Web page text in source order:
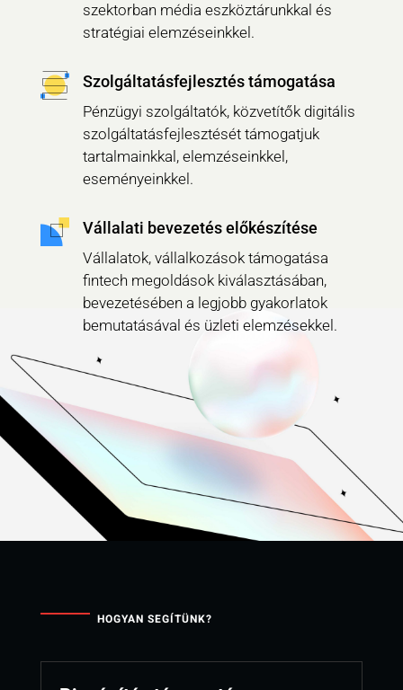
szektorban média eszköztárunkkal és
stratégiai elemzéseinkkel.
Szolgáltatásfejlesztés támogatása
Pénzügyi szolgáltatók, közvetítők digitális
szolgáltatásfejlesztését támogatjuk
tartalmainkkal, elemzéseinkkel,
eseményeinkkel.
Vállalati bevezetés előkészítése
Vállalatok, vállalkozások támogatása
fintech megoldások kiválasztásában,
bevezetésében a legjobb gyakorlatok
bemutatásával és üzleti elemzésekkel.
HOGYAN SEGÍTÜNK?